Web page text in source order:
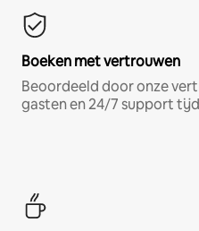
Boeken met vertrouwen
Beoordeeld door onze
gasten en 24/7 support